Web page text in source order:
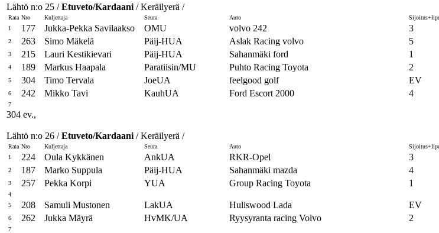
Lähtö n:o 25 /Etuveto/Kardaani / Keräilyerä /
Rata Nro Kuljettaja Seura Auto
1
177 Jukka-Pekka Savilaakso OMU volvo 242 3
2 263 Simo Mäkelä Päij-HUA Aslak Racing volvo 5
3 215 Lauri Kestikievari Päij-HUA Sahanmäki ford 1
4 189 Markus Haapala Paratiisin/MU Puhto Racing Toyota 2
5 304 Timo Tervala JoeUA feelgood golf EV
6 242 Mikko Tavi KauhUA Ford Escort 2000 4
7
304 ev.,
Lähtö n:o 26 /Etuveto/Kardaani / Keräilyerä /
Rata Nro Kuljettaja Seura Auto
1
224 Oula Kykkänen AnkUA RKR-Opel 3
2 187 Marko Suppula Päij-HUA Sahanmäki mazda 4
3 257 Pekka Korpi YUA Group Racing Toyota 1
4
5
208 Samuli Mustonen LakUA Huliswood Lada EV
6 262 Jukka Mäyrä HvMK/UA Ryysyranta racing Volvo 2
7